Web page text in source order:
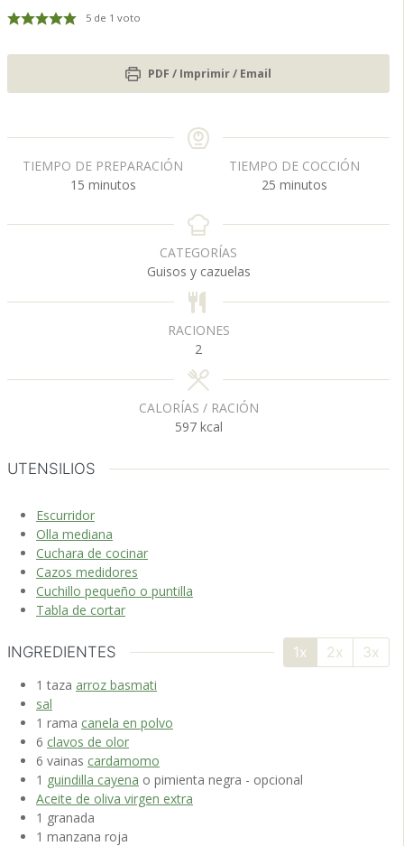
5de 1 voto
PDF / Imprimir / Email
TIEMPO DE PREPARACIÓN
15m
n
s
minutos
TIEMPO DE COCCIÓN
25m
n
s
minutos
CATEGORÍAS
Guisos y cazuelas
RACIONES
2
CALORÍAS / RACIÓN
597 kcal
UTENSILIOS
Escurridor
Olla mediana
Cuchara de cocinar
Cazos medidores
Cuchillo pequeño o puntilla
Tabla de cortar
INGREDIENTES 1x 2x 3x
1 taza arroz basmati
sal
1 rama canela en polvo
6 clavos de olor
6 vainas cardamomo
1 guindilla cayena o pimienta negra - opcional
Aceite de oliva virgen extra
1 granada
1 manzana roja